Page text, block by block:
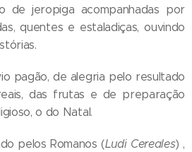
de jeropiga acompanhadas por
quentes e estaladiças, ouvindo
pagão, de alegria pelo resultado
das frutas e de preparação
o do Natal.
pelos Romanos (Ludi Cereales) ,